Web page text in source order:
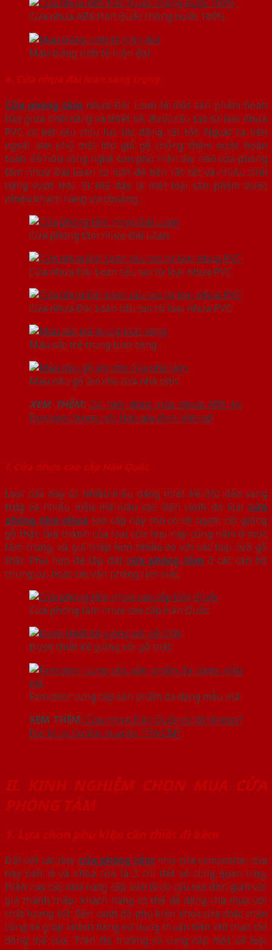
Cửa nhựa ABS Hàn Quốc chống nước 100%
Màu trắng tinh tế hiện đại
e. Cửa nhựa đài loan sang trọng
Cửa phòng tắm nhựa Đài Loan là một sản phẩm hoàn
hảo giữa tính năng và thiết kế, được cấu tạo từ loại nhựa
PVC có kết cấu chịu lực tác động rất tốt. Ngoài ra bên
ngoài còn phủ một lớp giả gỗ chống thấm nước hoàn
toàn. Sở hữu công nghệ sơn phủ hiện đại nên cửa phòng
tắm nhựa Đài Loan có một độ bền rất tốt và nhiều tính
năng vượt trội. Vì thế đây là một loại sản phẩm được
nhiều khách hàng ưa chuộng.
Cửa phòng tắm nhựa Đài Loan
Cửa nhựa Đài Loan cấu tạo từ loại nhựa PVC
Cửa nhựa Đài Loan cấu tạo từ loại nhựa PVC
Màu sắc trẻ trung tươi sáng
Màu nâu gỗ ấm cho cửa nhà tắm
XEM THÊM:Có nên dùng cửa nhựa ABS tại
Famidoor trong nội thất gia đình không?
f. Cửa nhựa cao cấp Hàn Quốc
Loại cửa này có nhiều kiểu dáng thiết kế độc đáo sang
trọng và nhiều mẫu mã màu sắc. Bên cạnh đó loại cửa
phòng tắm nhựa cao cấp này còn có vẻ ngoài rất giống
gỗ thật. Giá thành của loại cửa loại này cũng nằm ở mức
tầm trung, và giá thấp hơn nhiều so với các loại cửa gỗ
thật. Phù hợp để lắp đặt cửa phòng tắm ở các căn hộ
chung cư, hoặc các văn phòng làm việc.
Cửa phòng tắm nhựa cao cấp Hàn Quốc
Được thiết kế giống với gỗ thật
Famidoor cung cấp sản phẩm đa dạng mẫu mã
XEM THÊM: Cửa nhựa Hàn Quốc có tốt không?
Đại lý uy tín tìm mua tại TP.HCM?
II. KINH NGHIỆM CHỌN MUA CỬA
PHÒNG TẮM
1. Lựa chọn phụ kiện cần thiết đi kèm
Đối với các loại cửa phòng tắm như cửa composite, cửa
này bản lề và khóa cửa là 2 chi tiết vô cùng quan trọng.
Hiện nay các nhà cung cấp bản lề có cấu tạo đơn giản với
giá thành thấp, khách hàng có thể dễ dàng chọn mua với
chất lượng tốt. Bên cạnh đó phụ kiện khóa cửa chắc chắn
cũng sẽ giúp khách hàng sử dụng thuận tiện khi thao tác
đóng mở cửa. Trên thị trường có cung cấp một số loại